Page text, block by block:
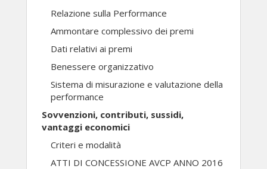
Relazione sulla Performance
Ammontare complessivo dei premi
Dati relativi ai premi
Benessere organizzativo
Sistema di misurazione e valutazione della
performance
Sovvenzioni, contributi, sussidi,
vantaggi economici
Criteri e modalità
ATTI DI CONCESSIONE AVCP ANNO 2016